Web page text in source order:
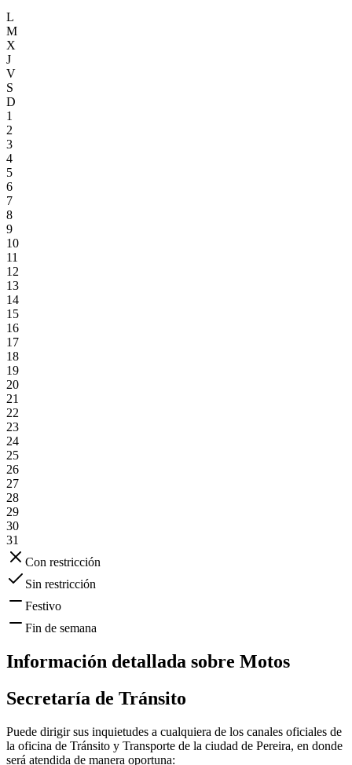
L
M
X
J
V
S
D
1
2
3
4
5
6
7
8
9
10
11
12
13
14
15
16
17
18
19
20
21
22
23
24
25
26
27
28
29
30
31
Con restricción
Sin restricción
Festivo
Fin de semana
Información detallada sobre Motos
Secretaría de Tránsito
Puede dirigir sus inquietudes a cualquiera de los canales oficiales de
la oficina de Tránsito y Transporte de la ciudad de Pereira, en donde
será atendida de manera oportuna: